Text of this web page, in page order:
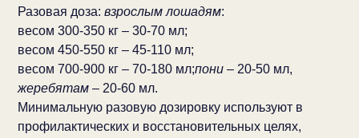
Разовая доза: взрослым лошадям:
весом 300-350 кг – 30-70 мл;
весом 450-550 кг – 45-110 мл;
весом 700-900 кг – 70-180 мл;пони – 20-50 мл,
жеребятам – 20-60 мл.
Минимальную разовую дозировку используют в
профилактических и восстановительных целях,